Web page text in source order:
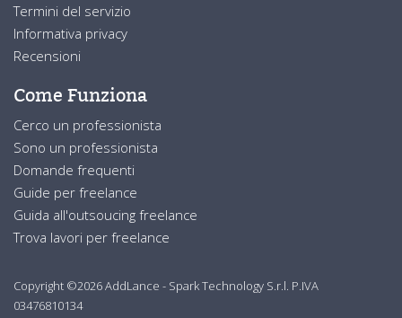
Termini del servizio
Informativa privacy
Recensioni
Come Funziona
Cerco un professionista
Sono un professionista
Domande frequenti
Guide per freelance
Guida all'outsoucing freelance
Trova lavori per freelance
Copyright ©2026 AddLance - Spark Technology S.r.l. P.IVA
03476810134